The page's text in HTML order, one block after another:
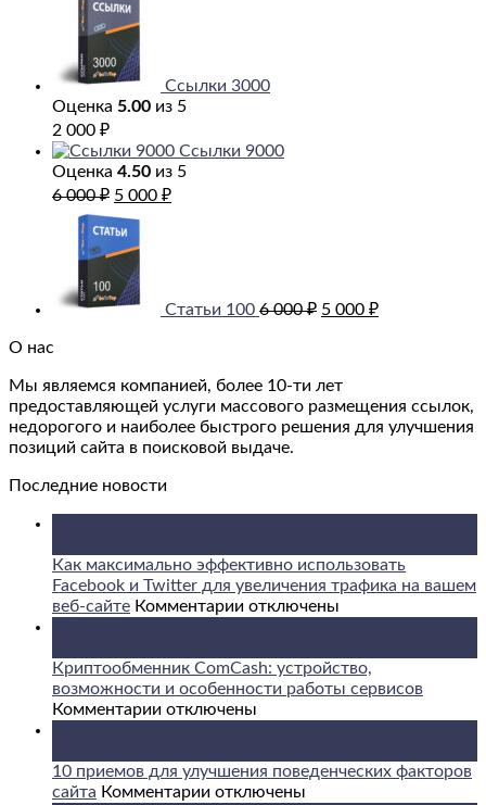
Ссылки 3000
Оценка 5.00 из 5
2 000 ₽
Ссылки 9000
Оценка 4.50 из 5
6 000₽ Первоначальная
цена
составляла
6
000 ₽.
5 000 ₽Текущая
Статьи 100 6 000₽ 000 ₽.
5 000 ₽
О нас
Мы являемся компанией, более 10-ти лет
предоставляющей услуги массового размещения ссылок,
недорогого и наиболее быстрого решения для улучшения
позиций сайта в поисковой выдаче.
Последние новости
Как максимально эффективно использовать
Facebook и Twitter для увеличения трафика на вашем
веб-сайте Комментарии к
максимально
эффективно
использовать
Twitter
для
отключены
Криптообменник ComCash: устройство,
возможности и особенности работы сервисов
Комментарии к
ComCash:
устройство,
отключены
10 приемов для улучшения поведенческих факторов
сайта Комментарии котключены